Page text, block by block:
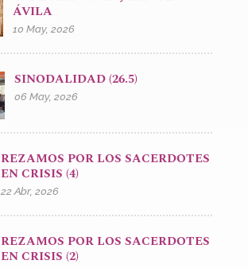
ÁVILA
10 May, 2026
SINODALIDAD (26.5)
06 May, 2026
REZAMOS POR LOS SACERDOTES
EN CRISIS (4)
22 Abr, 2026
REZAMOS POR LOS SACERDOTES
EN CRISIS (2)